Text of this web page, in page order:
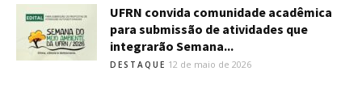
UFRN convida comunidade acadêmica
para submissão de atividades que
integrarão Semana...
DESTAQUE 12 de maio de 2026